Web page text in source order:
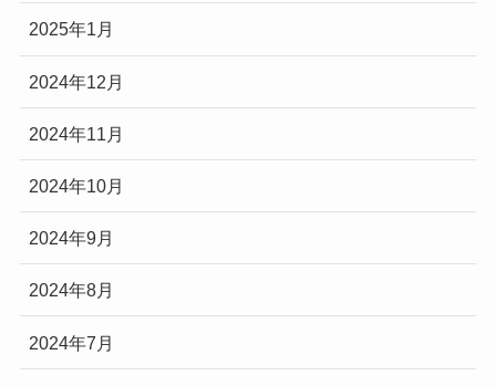
2025年1月
2024年12月
2024年11月
2024年10月
2024年9月
2024年8月
2024年7月